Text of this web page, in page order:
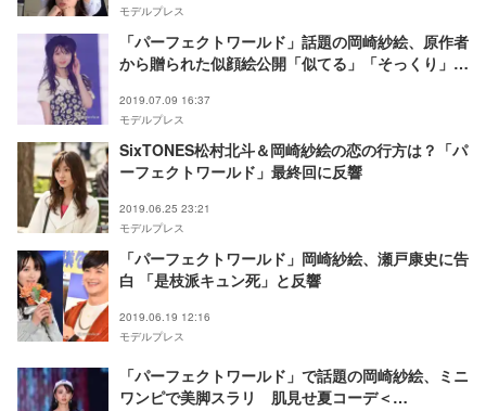
モデルプレス
「パーフェクトワールド」話題の岡崎紗絵、原作者
から贈られた似顔絵公開「似てる」「そっくり」の
2019.07.09 16:37
モデルプレス
SixTONES松村北斗＆岡崎紗絵の恋の行方は？「パ
ーフェクトワールド」最終回に反響
2019.06.25 23:21
モデルプレス
「パーフェクトワールド」岡崎紗絵、瀬戸康史に告
白 「是枝派キュン死」と反響
2019.06.19 12:16
モデルプレス
「パーフェクトワールド」で話題の岡崎紗絵、ミニ
ワンピで美脚スラリ 肌見せ夏コーデ＜